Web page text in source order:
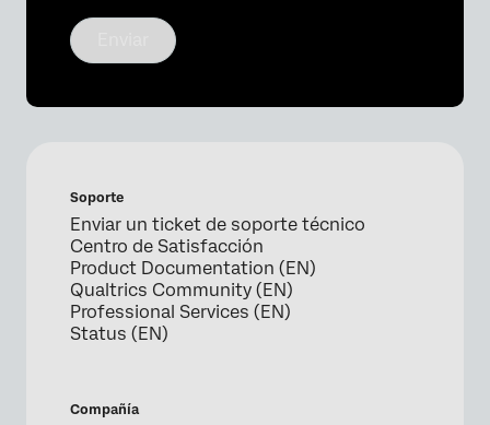
Soporte
Enviar un ticket de soporte técnico
Centro de Satisfacción
Product Documentation (EN)
Qualtrics Community (EN)
Professional Services (EN)
Status (EN)
Compañía